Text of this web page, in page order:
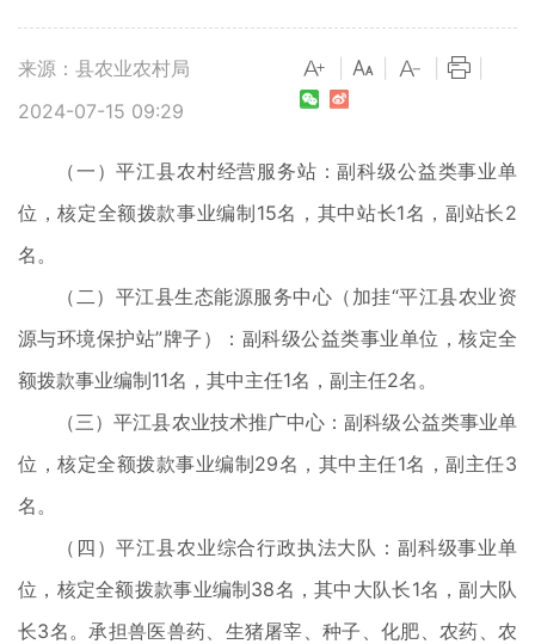
来源：县农业农村局
2024-07-15 09:29
（一）平江县农村经营服务站：副科级公益类事业单
位，核定全额拨款事业编制15名，其中站长1名，副站长2
名。
（二）平江县生态能源服务中心（加挂“平江县农业资
源与环境保护站”牌子）：副科级公益类事业单位，核定全
额拨款事业编制11名，其中主任1名，副主任2名。
（三）平江县农业技术推广中心：副科级公益类事业单
位，核定全额拨款事业编制29名，其中主任1名，副主任3
名。
（四）平江县农业综合行政执法大队：副科级事业单
位，核定全额拨款事业编制38名，其中大队长1名，副大队
长3名。承担兽医兽药、生猪屠宰、种子、化肥、农药、农